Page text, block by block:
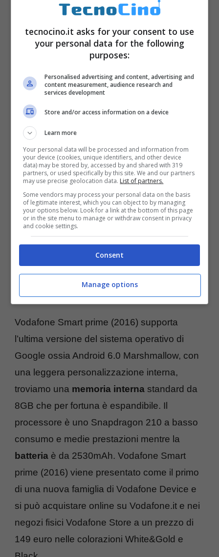
precedenti generazioni. E l’hardware
Vodafone Smart prime (2016) supporta
l’ultima versione del sistema operativo di
Google ossia Android 6.0 Marshmallow, con
una leggera personalizzazione interna,
troviamo una memoria interna standard da
8GB che per fortuna è espandibile. Il
processore è uno Snapdragon 210 a basso
consumo e medie prestazioni mentre la
batteria è da 2530mAh. Vodafone Smart
prime (2016) viene presentato come il primo
di una nuova famiglia di Vodafone Device e
si può acquistare online su Vodafone.it e nei
negozi fisici Vodafone Store a un prezzo di
149 euro nelle colorazioni White&Gold e
tecnocino.it asks for your consent to use
your personal data for the following
purposes:
Personalised advertising and content, advertising and
content measurement, audience research and
services development
Store and/or access information on a device
Learn more
Your personal data will be processed and information from
your device (cookies, unique identifiers, and other device
data) may be stored by, accessed by and shared with 319
partners, or used specifically by this site. We and our partners
may use precise geolocation data. List of partners.
Some vendors may process your personal data on the basis
of legitimate interest, which you can object to by managing
your options below. Look for a link at the bottom of this page
or in the site menu to manage or withdraw consent in privacy
and cookie settings.
Consent
Manage options